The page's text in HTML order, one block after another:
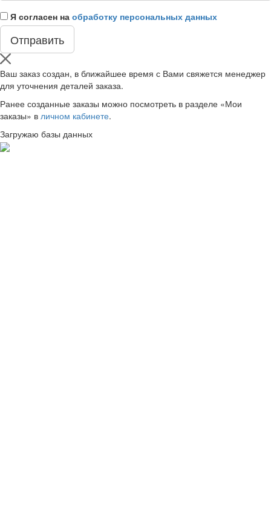
Я согласен на обработку персональных данных
Ваш заказ создан, в ближайшее время с Вами свяжется менеджер
для уточнения деталей заказа.
Ранее созданные заказы можно посмотреть в разделе «Мои
заказы» в личном кабинете.
Загружаю базы данных